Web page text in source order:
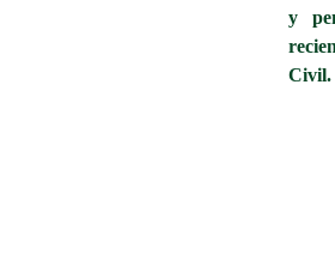
y
Civil.